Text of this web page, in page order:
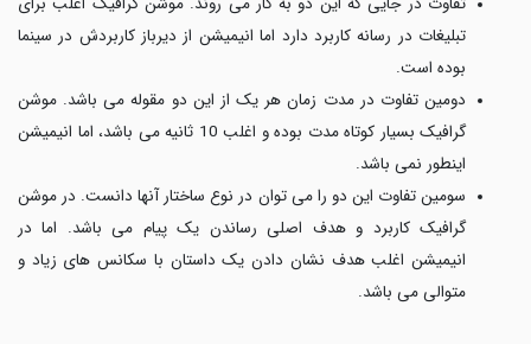
تبلیغات در رسانه کاربرد دارد اما انیمیشن از دیرباز کاربردش در سینما
بوده است.
دومین تفاوت در مدت زمان هر یک از این دو مقوله می باشد. موشن
گرافیک بسیار کوتاه مدت بوده و اغلب 10 ثانیه می باشد، اما انیمیشن
اینطور نمی باشد.
سومین تفاوت این دو را می توان در نوع ساختار آنها دانست. در موشن
گرافیک کاربرد و هدف اصلی رساندن یک پیام می باشد. اما در
انیمیشن اغلب هدف نشان دادن یک داستان با سکانس های زیاد و
متوالی می باشد.